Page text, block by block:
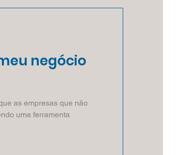
negócio
as empresas que não
uma ferramenta